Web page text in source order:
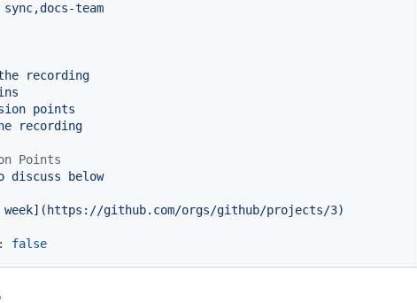
sync,docs-team
recording
points
recording
Points
discuss below
week] (https://github.com/orgs/github/projects/3)
false